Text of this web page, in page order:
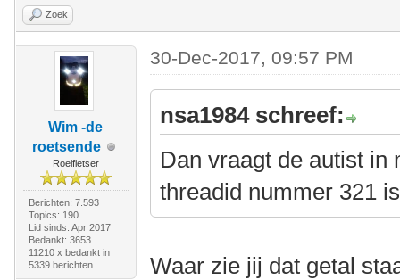
Zoek
Wim -de
roetsende
Roeifietser
Berichten: 7.593
Topics: 190
Lid sinds: Apr 2017
Bedankt: 3653
11210 x bedankt in
5339 berichten
30-Dec-2017, 09:57 PM
nsa1984 schreef:
Dan vraagt de autist in
threadid nummer 321
Waar zie jij dat getal